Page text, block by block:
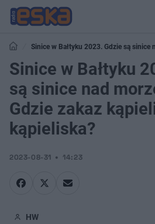
Sinice w Bałtyku 2023. Gdzie są sinice
kąpieli i zamknięte kąpieliska?
Sinice w Bałtyku
są sinice nad
Gdzie zakaz
kąpieliska?
2023-08-31 14:23
HW